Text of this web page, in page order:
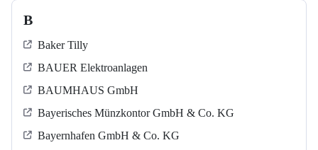
B
Baker Tilly
BAUER Elektroanlagen
BAUMHAUS GmbH
Bayerisches Münzkontor GmbH & Co. KG
Bayernhafen GmbH & Co. KG